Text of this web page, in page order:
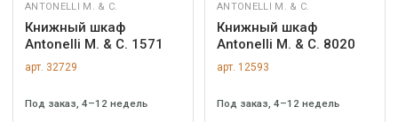
ANTONELLI M. & C.
Книжный шкаф
Antonelli M. & C. 1571
арт. 32729
Под заказ, 4–12 недель
ANTONELLI M. & C.
Книжный шкаф
Antonelli M. & C. 8020
арт. 12593
Под заказ, 4–12 недель